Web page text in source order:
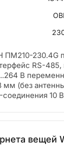
230.4G
RS-485,
В
мм (без
соединения
вещей